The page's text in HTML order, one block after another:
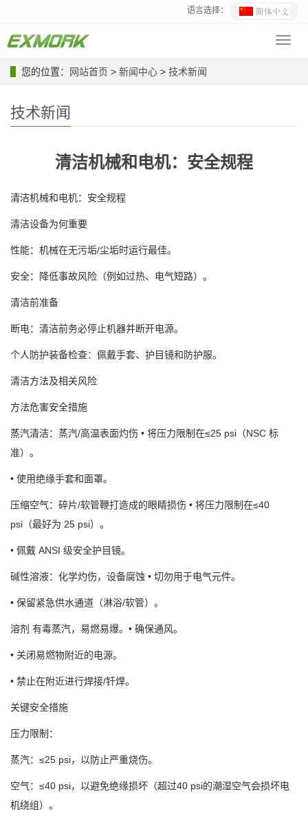
语言选择：
您的位置：
网站首页 > 新闻中心 > 技术新闻
技术新闻
清洁机械和电机：安全规程
清洁机械和电机：安全规程
清洁设备为何重要
性能：机械在无污垢/尘垢时运行最佳。
安全：降低事故风险（例如过热、电气短路）。
清洁前准备
断电：清洁前务必停止机器并断开电源。
个人防护装备检查：佩戴手套、护目镜和防护服。
清洁方法及相关风险
方法危害安全措施
蒸汽清洁：蒸汽/高温表面灼伤 • 将压力限制在≤25 psi（NSC 标
准）。
• 使用绝缘手套和面罩。
压缩空气：碎片/软管鞭打造成的眼睛损伤 • 将压力限制在≤40
psi（最好为 25 psi）。
• 佩戴 ANSI 级安全护目镜。
碱性溶液：化学灼伤，设备腐蚀 • 切勿用于电气元件。
• 保留紧急供水通道（淋浴/软管）。
溶剂 有毒蒸汽，易燃易爆。• 确保通风。
• 关闭易燃物附近的电源。
• 禁止在附近进行焊接/钎焊。
关键安全措施
压力限制：
蒸汽：≤25 psi，以防止严重烧伤。
空气：≤40 psi，以避免绝缘损坏（超过40 psi的潮湿空气会损坏电
机绕组）。